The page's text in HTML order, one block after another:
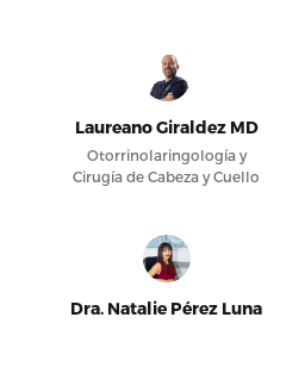
Laureano Giraldez MD
Otorrinolaringología y
Cirugía de Cabeza y Cuello
Dra. Natalie Pérez Luna